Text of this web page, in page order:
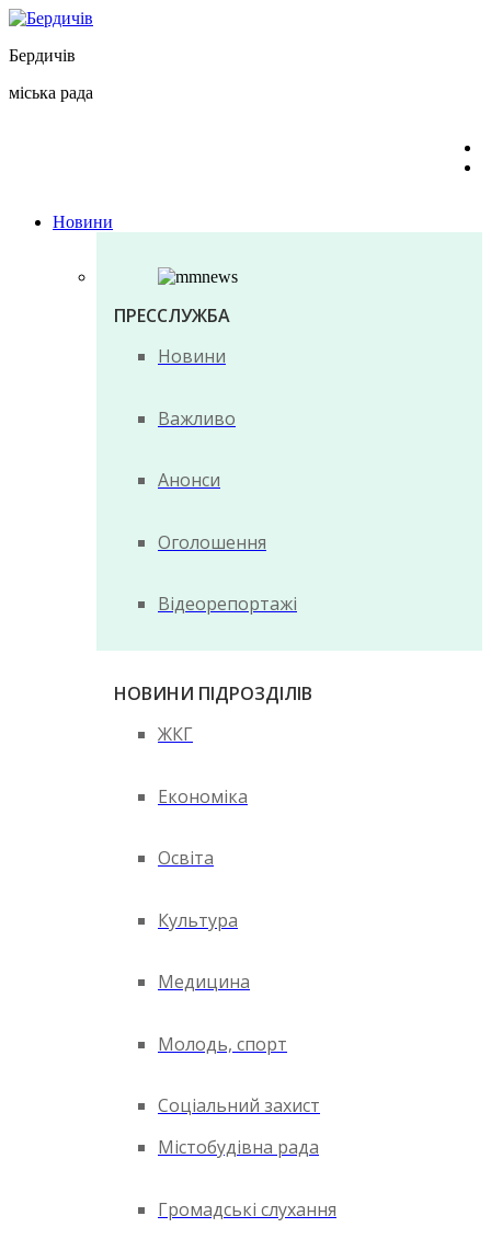
Перейти
вмісту
Бердичів
міська рада
Новини
ПРЕССЛУЖБА
Новини
Важливо
Анонси
Оголошення
Відеорепортажі
НОВИНИ ПІДРОЗДІЛІВ
ЖКГ
Економіка
Освіта
Культура
Медицина
Молодь, спорт
Соціальний захист
Містобудівна рада
Громадські слухання